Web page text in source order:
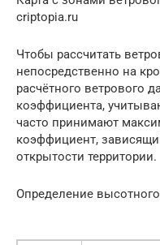
criptopia.ru
Чтобы рассчитать
непосредственно на
расчётного ветрового
коэффициента,
часто принимают
коэффициент,
открытости территории.
Определение